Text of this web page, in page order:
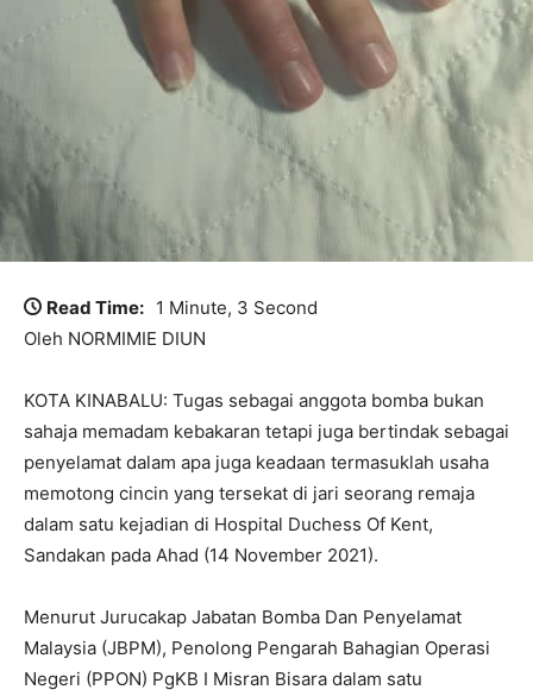
Read Time: 1 Minute, 3 Second
Oleh NORMIMIE DIUN
KOTA KINABALU: Tugas sebagai anggota bomba bukan
sahaja memadam kebakaran tetapi juga bertindak sebagai
penyelamat dalam apa juga keadaan termasuklah usaha
memotong cincin yang tersekat di jari seorang remaja
dalam satu kejadian di Hospital Duchess Of Kent,
Sandakan pada Ahad (14 November 2021).
Menurut Jurucakap Jabatan Bomba Dan Penyelamat
Malaysia (JBPM), Penolong Pengarah Bahagian Operasi
Negeri (PPON) PgKB I Misran Bisara dalam satu